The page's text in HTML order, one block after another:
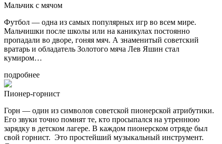
Мальчик с мячом
Футбол — одна из самых популярных игр во всем мире.
Мальчишки после школы или на каникулах постоянно
пропадали во дворе, гоняя мяч. А знаменитый советский
вратарь и обладатель Золотого мяча Лев Яшин стал
кумиром…
подробнее
Пионер-горнист
Горн — один из символов советской пионерской атрибутики.
Его звуки точно помнят те, кто просыпался на утреннюю
зарядку в детском лагере. В каждом пионерском отряде был
свой горнист. Это простейший музыкальный инструмент.